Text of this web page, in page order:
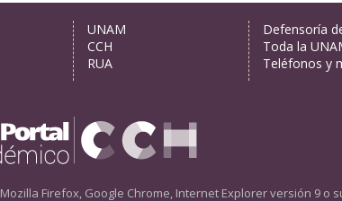
UNAM
CCH
RUA
Defensoría
Toda la
Teléfonos y
Mozilla Firefox, Google Chrome, Internet Explorer versión 9 o